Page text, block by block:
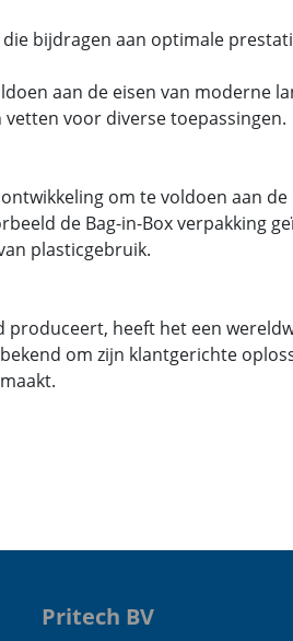
bijdragen aan optimale
aan de eisen van moderne
voor diverse toepassingen.
om te voldoen aan
de Bag-in-Box verpakking
plasticgebruik.
heeft het een
om zijn klantgerichte
Pritech BV